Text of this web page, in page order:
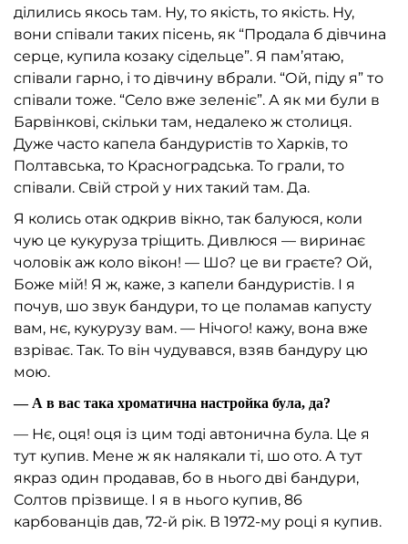
ділились якось там. Ну, то якість, то якість. Ну,
вони співали таких пісень, як “Продала б дівчина
серце, купила козаку сідельце”. Я пам’ятаю,
співали гарно, і то дівчину вбрали. “Ой, піду я” то
співали тоже. “Село вже зеленіє”. А як ми були в
Барвінкові, скільки там, недалеко ж столиця.
Дуже часто капела бандуристів то Харків, то
Полтавська, то Красноградська. То грали, то
співали. Свій строй у них такий там. Да.
Я колись отак одкрив вікно, так балуюся, коли
чую це кукуруза тріщить. Дивлюся — виринає
чоловік аж коло вікон! — Шо? це ви граєте? Ой,
Боже мій! Я ж, каже, з капели бандуристів. І я
почув, шо звук бандури, то це поламав капусту
вам, нє, кукурузу вам. — Нічого! кажу, вона вже
взріває. Так. То він чудувався, взяв бандуру цю
мою.
— А в вас така хроматична настройка була, да?
— Нє, оця! оця із цим тоді автонична була. Це я
тут купив. Мене ж як налякали ті, шо ото. А тут
якраз один продавав, бо в нього дві бандури,
Солтов прізвище. І я в нього купив, 86
карбованців дав, 72-й рік. В 1972-му році я купив.